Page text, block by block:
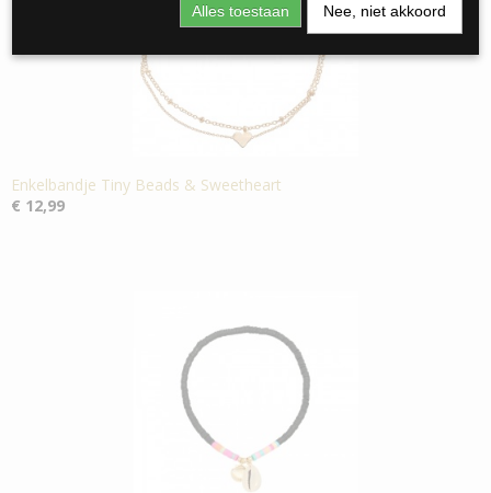
Enkelbandje Tiny Beads & Sweetheart
€ 12,99
Alles toestaan Nee, niet akkoord